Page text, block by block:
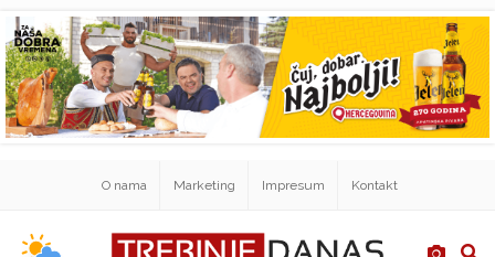
O nama Marketing Impresum Kontakt